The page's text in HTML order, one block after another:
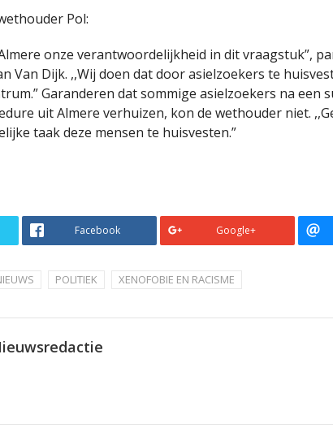
Pol:
onze verantwoordelijkheid in dit vraagstuk”,
Van Dijk. ,,Wij doen dat door asielzoekers te
Garanderen dat sommige asielzoekers na een
uit Almere verhuizen, kon de wethouder niet.
taak deze mensen te huisvesten.”
Facebook Google+
POLITIEK XENOFOBIE EN RACISME